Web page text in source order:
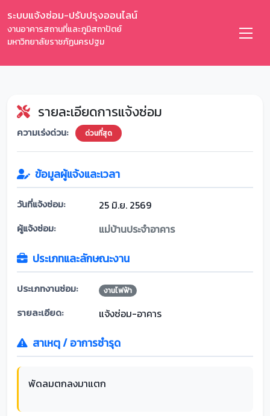
ระบบแจ้งซ่อม-ปรับปรุงออนไลน์
งานอาคารสถานที่และภูมิสถาปัตย์
มหาวิทยาลัยราชภัฏนครปฐม
รายละเอียดการแจ้งซ่อม
ความเร่งด่วน: ด่วนที่สุด
ข้อมูลผู้แจ้งและเวลา
วันที่แจ้งซ่อม: 25 มิ.ย. 2569
ผู้แจ้งซ่อม: แม่บ้านประจำอาคาร
ประเภทและลักษณะงาน
ประเภทงานซ่อม: งานไฟฟ้า
รายละเอียด: แจ้งซ่อม-อาคาร
สาเหตุ / อาการชำรุด
พัดลมตกลงมาแตก